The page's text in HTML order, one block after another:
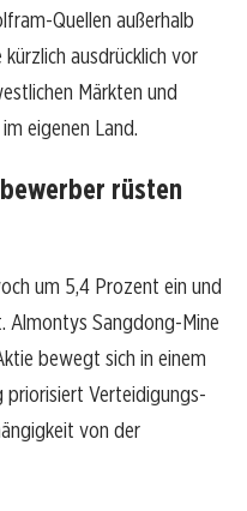
Quellen außerhalb
ausdrücklich vor
Märkten und
eigenen Land.
rüsten
um 5,4 Prozent ein und
Almontys Sangdong-Mine
bewegt sich in einem
priorisiert Verteidigungs-
von der